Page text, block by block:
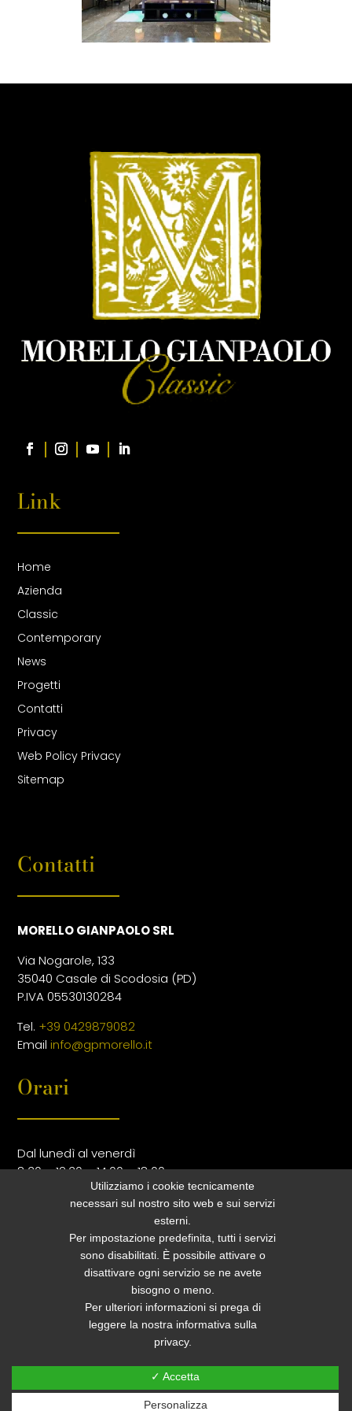
Link
Home
Azienda
Classic
Contemporary
News
Progetti
Contatti
Privacy
Web Policy Privacy
Sitemap
Contatti
MORELLO GIANPAOLO SRL
Via Nogarole, 133
35040 Casale di Scodosia (PD)
P.IVA 05530130284
Tel. +39 0429879082
Email info@gpmorello.it
Orari
Dal lunedì al venerdì
8.30 – 12.30 e 14.00 – 18.00
Utilizziamo i cookie tecnicamente
necessari sul nostro sito web e sui servizi
esterni.
Per impostazione predefinita, tutti i servizi
sono disabilitati. È possibile attivare o
disattivare ogni servizio se ne avete
bisogno o meno.
Per ulteriori informazioni si prega di
leggere la nostra informativa sulla
privacy.
✓ Accetta
Personalizza